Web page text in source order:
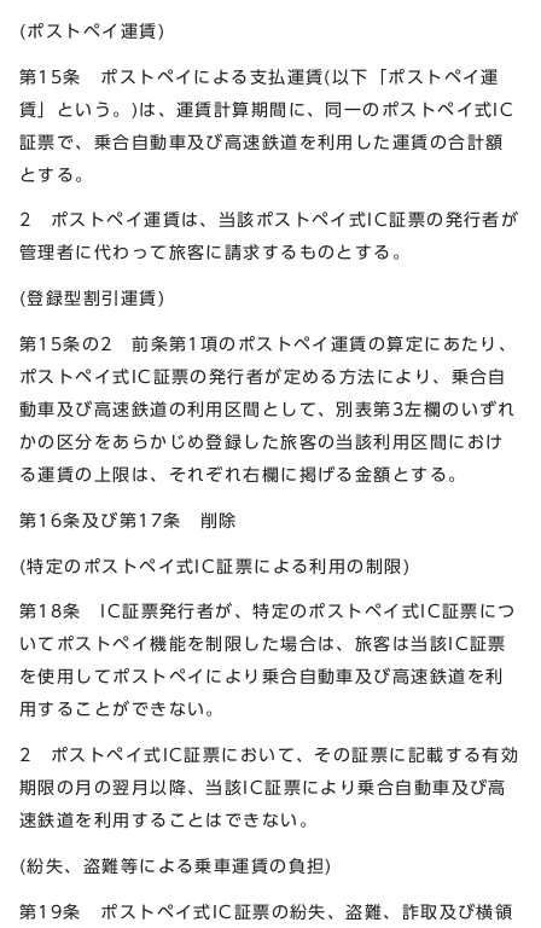
(ポストペイ運賃)
第15条 ポストペイによる支払運賃(以下「ポストペイ運
賃」という。)は、運賃計算期間に、同一のポストペイ式IC
証票で、乗合自動車及び高速鉄道を利用した運賃の合計額
とする。
2 ポストペイ運賃は、当該ポストペイ式IC証票の発行者が
管理者に代わって旅客に請求するものとする。
(登録型割引運賃)
第15条の2 前条第1項のポストペイ運賃の算定にあたり、
ポストペイ式IC証票の発行者が定める方法により、乗合自
動車及び高速鉄道の利用区間として、別表第3左欄のいずれ
かの区分をあらかじめ登録した旅客の当該利用区間におけ
る運賃の上限は、それぞれ右欄に掲げる金額とする。
第16条及び第17条 削除
(特定のポストペイ式IC証票による利用の制限)
第18条 IC証票発行者が、特定のポストペイ式IC証票につ
いてポストペイ機能を制限した場合は、旅客は当該IC証票
を使用してポストペイにより乗合自動車及び高速鉄道を利
用することができない。
2 ポストペイ式IC証票において、その証票に記載する有効
期限の月の翌月以降、当該IC証票により乗合自動車及び高
速鉄道を利用することはできない。
(紛失、盗難等による乗車運賃の負担)
第19条 ポストペイ式IC証票の紛失、盗難、詐取及び横領